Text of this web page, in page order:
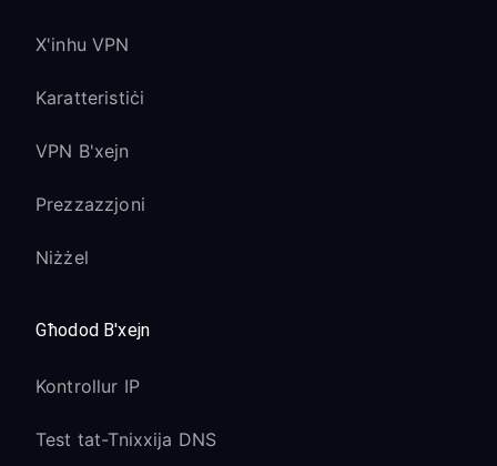
X'inhu VPN
Karatteristiċi
VPN B'xejn
Prezzazzjoni
Niżżel
Għodod B'xejn
Kontrollur IP
Test tat-Tnixxija DNS